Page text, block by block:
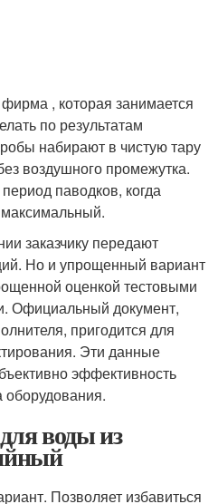
, которая занимается
по результатам
набирают в чистую тару
воздушного промежутка.
паводков, когда
максимальный.
заказчику передают
Но и упрощенный вариант
оценкой тестовыми
Официальный документ,
пригодится для
Эти данные
эффективность
оборудования.
воды из
Позволяет избавиться